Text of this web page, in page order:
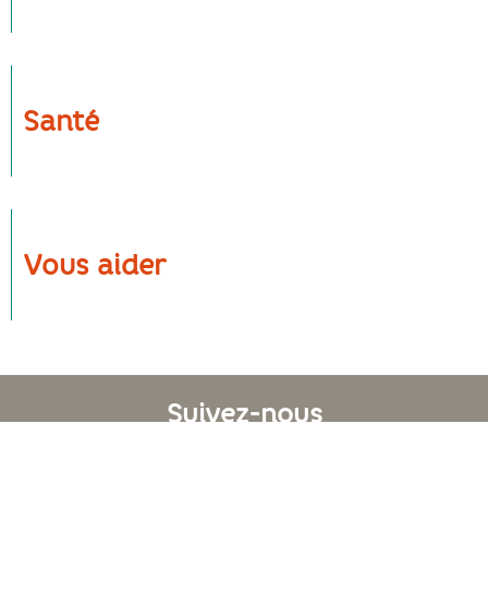
Santé
Vous aider
Suivez-nous